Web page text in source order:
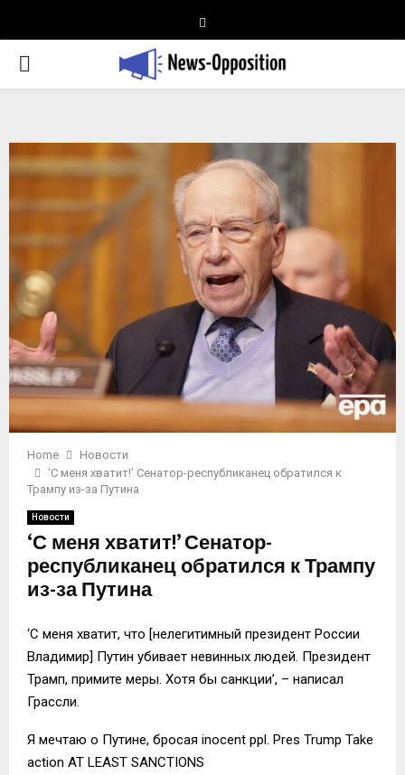
PRIMARY
Home
Новости
‘С меня хватит!’ Сенатор-республиканец обратился к
Трампу из-за Путина
Новости
‘С меня хватит!’ Сенатор-
республиканец обратился к Трампу
из-за Путина
‘С меня хватит, что [нелегитимный президент России
Владимир] Путин убивает невинных людей. Президент
Трамп, примите меры. Хотя бы санкции’, – написал
Грассли.
Я мечтаю о Путине, бросая inocent ppl. Pres Trump Take
action AT LEAST SANCTIONS